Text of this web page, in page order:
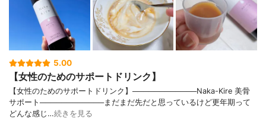
5.00
【女性のためのサポートドリンク】
【女性のためのサポートドリンク】────────────Naka-Kire 美骨
サポート────────────まだまだ先だと思っているけど更年期って
どんな感じ…続きを見る